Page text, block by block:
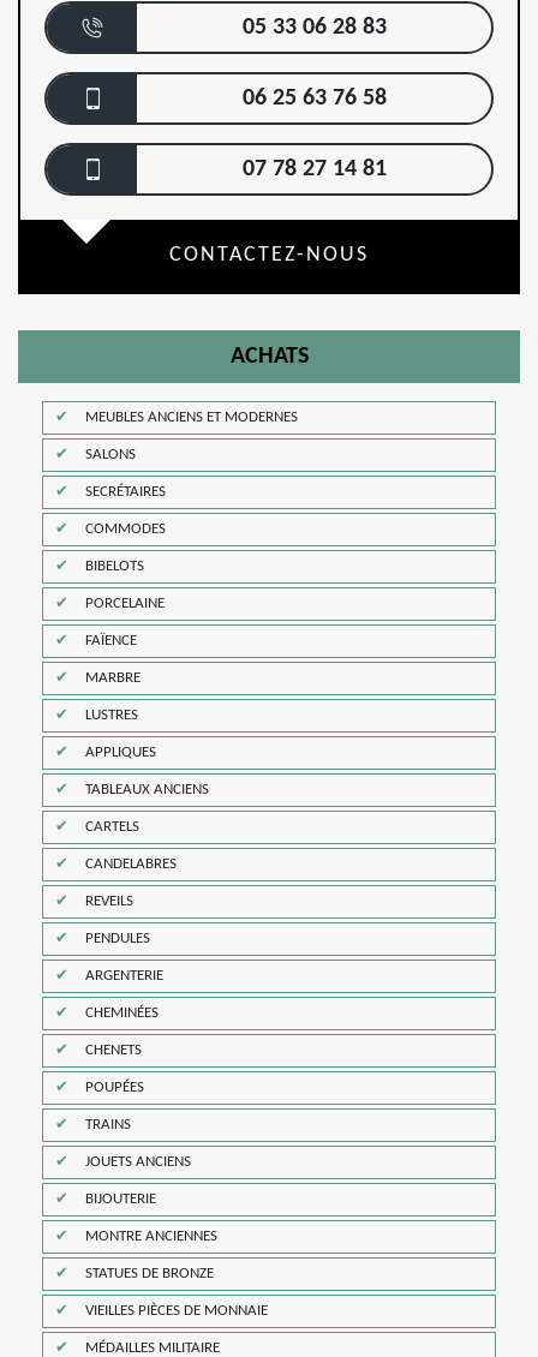
05 33 06 28 83
06 25 63 76 58
07 78 27 14 81
CONTACTEZ-NOUS
ACHATS
MEUBLES ANCIENS ET MODERNES
SALONS
SECRÉTAIRES
COMMODES
BIBELOTS
PORCELAINE
FAÏENCE
MARBRE
LUSTRES
APPLIQUES
TABLEAUX ANCIENS
CARTELS
CANDELABRES
REVEILS
PENDULES
ARGENTERIE
CHEMINÉES
CHENETS
POUPÉES
TRAINS
JOUETS ANCIENS
BIJOUTERIE
MONTRE ANCIENNES
STATUES DE BRONZE
VIEILLES PIÈCES DE MONNAIE
MÉDAILLES MILITAIRE